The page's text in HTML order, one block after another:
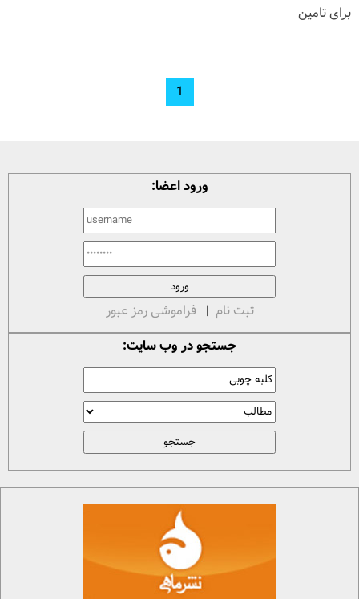
برای تامین
1
ورود اعضا:
ثبت نام | فراموشی رمز عبور
جستجو در وب سایت: